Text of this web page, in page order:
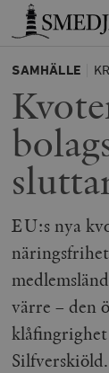
Timbro
SAMHÄLLE
EU:s nya
värre – den
klåfingrighet
Silfverskiöld.